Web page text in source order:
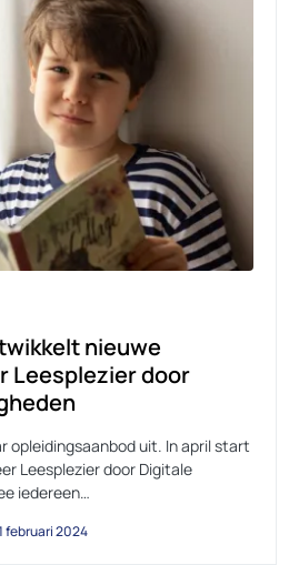
nieuwe
Leesplezier door
opleidingsaanbod uit. In april start
Leesplezier door Digitale
iedereen…
februari 2024